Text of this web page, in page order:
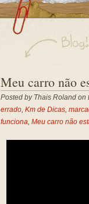
Meu carro não
Posted by Thais Rolandon
errado, Km de Dicas,
funciona, Meu carro não